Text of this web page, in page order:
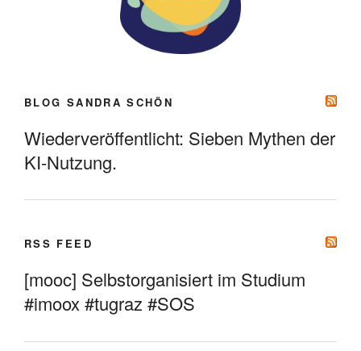
BLOG SANDRA SCHÖN
Wiederveröffentlicht: Sieben Mythen der
KI-Nutzung.
RSS FEED
[mooc] Selbstorganisiert im Studium
#imoox #tugraz #SOS